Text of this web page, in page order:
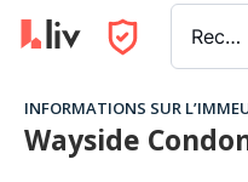
Rechercher une ville, un immeuble ou une entreprise
INFORMATIONS SUR
Wayside